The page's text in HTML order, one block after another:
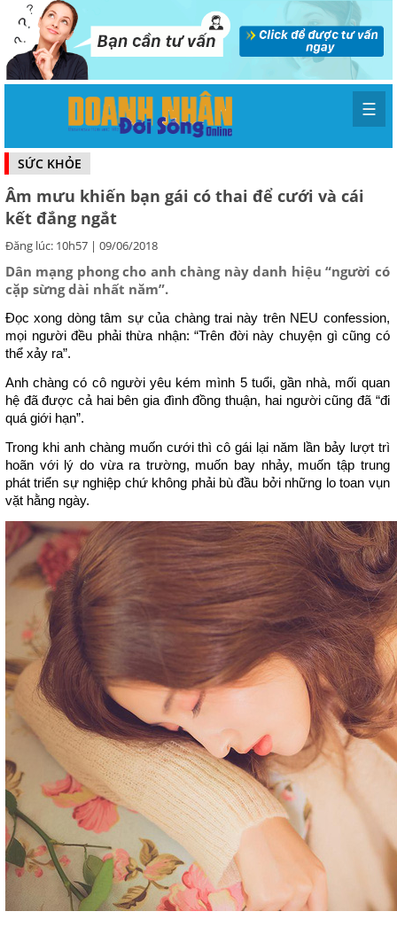
☰
SỨC KHỎE
Âm mưu khiến bạn gái có thai để cưới và cái
kết đắng ngắt
Đăng lúc: 10h57 | 09/06/2018
Dân mạng phong cho anh chàng này danh hiệu “người có
cặp sừng dài nhất năm”.
Đọc xong dòng tâm sự của chàng trai này trên NEU confession,
mọi người đều phải thừa nhận: “Trên đời này chuyện gì cũng có
thể xảy ra”.
Anh chàng có cô người yêu kém mình 5 tuổi, gần nhà, mối quan
hệ đã được cả hai bên gia đình đồng thuận, hai người cũng đã “đi
quá giới hạn”.
Trong khi anh chàng muốn cưới thì cô gái lại năm lần bảy lượt trì
hoãn với lý do vừa ra trường, muốn bay nhảy, muốn tập trung
phát triển sự nghiệp chứ không phải bù đầu bởi những lo toan vụn
vặt hằng ngày.